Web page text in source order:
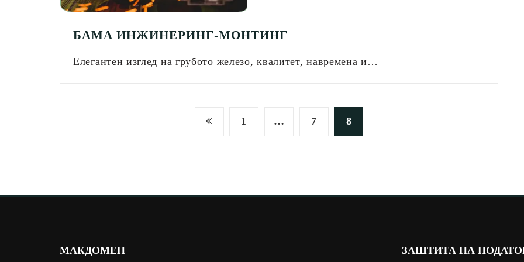
БАМА ИНЖИНЕРИНГ-МОНТИНГ
Елегантен изглед на грубото железо, квалитет, навремена и…
1 … 7 8
МАКДОМЕН ЗАШТИТА НА